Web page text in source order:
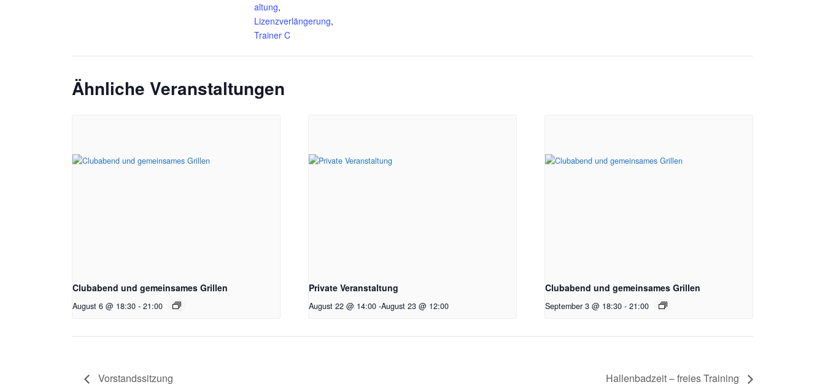
altung,
Lizenzverlängerung,
Trainer C
Ähnliche Veranstaltungen
Clubabend und gemeinsames Grillen
August 6 @ 18:30 - 21:00
Private Veranstaltung
August 22 @ 14:00 -August 23 @ 12:00
Clubabend und gemeinsames Grillen
September 3 @ 18:30 - 21:00
Vorstandssitzung Hallenbadzeit – freies Training